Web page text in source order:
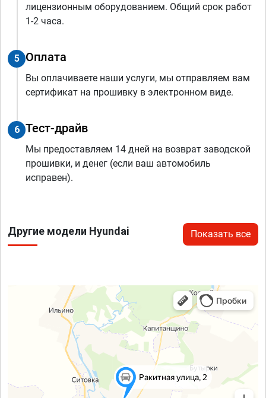
лицензионным оборудованием. Общий срок работ
1-2 часа.
5 Оплата
Вы оплачиваете наши услуги, мы отправляем вам
сертификат на прошивку в электронном виде.
6 Тест-драйв
Мы предоставляем 14 дней на возврат заводской
прошивки, и денег (если ваш автомобиль
исправен).
Другие модели Hyundai Показать все